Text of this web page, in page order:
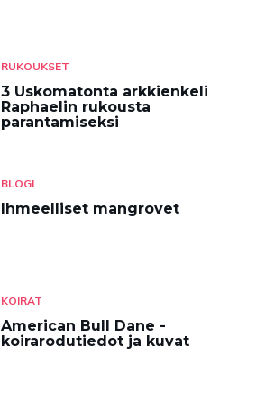
RUKOUKSET
3 Uskomatonta arkkienkeli
Raphaelin rukousta
parantamiseksi
BLOGI
Ihmeelliset mangrovet
KOIRAT
American Bull Dane -
koirarodutiedot ja kuvat